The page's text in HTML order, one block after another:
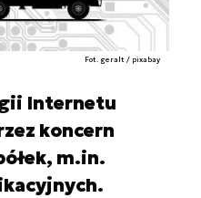
Fot. geralt / pixabay
Internetu
koncern
m.in.